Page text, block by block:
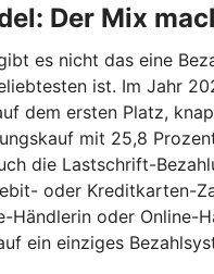
Der Mix
es nicht das eine
ist. Im Jahr
dem ersten Platz,
mit 25,8
die Lastschrift-
oder Kreditkarten-
Händlerin oder Online-
ein einziges